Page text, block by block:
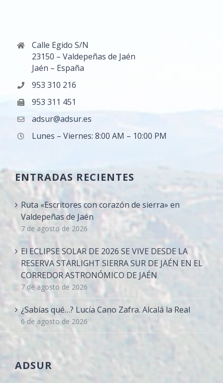
Calle Egido S/N
23150 – Valdepeñas de Jaén
Jaén – España
953 310 216
953 311 451
adsur@adsur.es
Lunes – Viernes: 8:00 AM – 10:00 PM
ENTRADAS RECIENTES
Ruta «Escritores con corazón de sierra» en
Valdepeñas de Jaén
7 de agosto de 2026
El ECLIPSE SOLAR DE 2026 SE VIVE DESDE LA
RESERVA STARLIGHT SIERRA SUR DE JAÉN EN EL
CORREDOR ASTRONÓMICO DE JAÉN
7 de agosto de 2026
¿Sabías qué…? Lucía Cano Zafra. Alcalá la Real
6 de agosto de 2026
ADSUR